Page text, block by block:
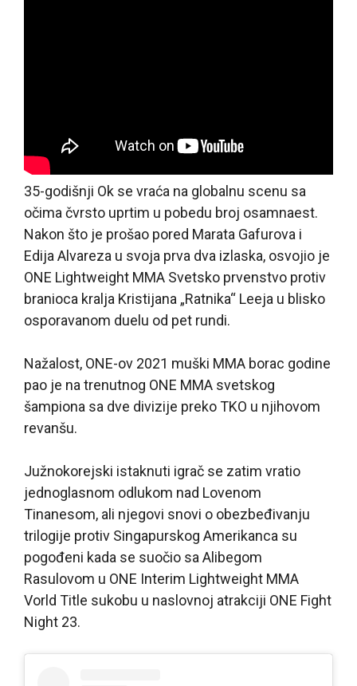
35-godišnji Ok se vraća na globalnu scenu sa
očima čvrsto uprtim u pobedu broj osamnaest.
Nakon što je prošao pored Marata Gafurova i
Edija Alvareza u svoja prva dva izlaska, osvojio je
ONE Lightweight MMA Svetsko prvenstvo protiv
branioca kralja Kristijana „Ratnika“ Leeja u blisko
osporavanom duelu od pet rundi.
Nažalost, ONE-ov 2021 muški MMA borac godine
pao je na trenutnog ONE MMA svetskog
šampiona sa dve divizije preko TKO u njihovom
revanšu.
Južnokorejski istaknuti igrač se zatim vratio
jednoglasnom odlukom nad Lovenom
Tinanesom, ali njegovi snovi o obezbeđivanju
trilogije protiv Singapurskog Amerikanca su
pogođeni kada se suočio sa Alibegom
Rasulovom u ONE Interim Lightweight MMA
Vorld Title sukobu u naslovnoj atrakciji ONE Fight
Night 23.